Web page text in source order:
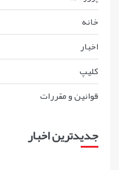
خانه
اخبار
کليپ
قوانين و مقررات
جدیدترین اخبار